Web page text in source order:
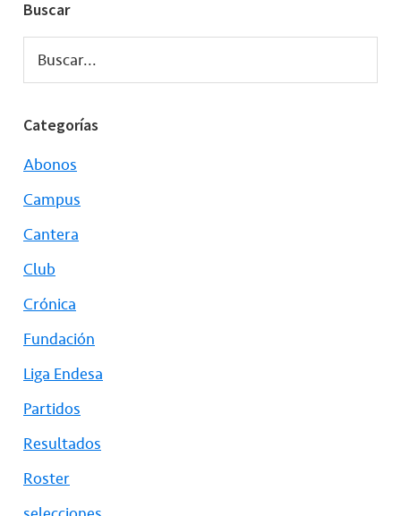
Buscar
Buscar...
Categorías
Abonos
Campus
Cantera
Club
Crónica
Fundación
Liga Endesa
Partidos
Resultados
Roster